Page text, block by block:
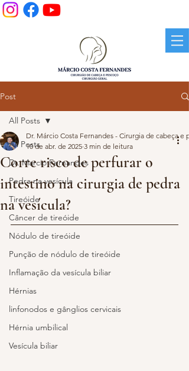
Post
All Posts
Dr. Marcio Fernandes
Pedra na vesícula
Tireóide
Câncer de tireóide
Nódulo de tireóide
Punção de nódulo de tireóide
Inflamação da vesícula biliar
Hérnias
linfonodos e gânglios cervicais
Hérnia umbilical
Vesícula biliar
All Posts
Corre risco de perfurar o
intestino na cirurgia de pedra
na vesícula?
Dr. Márcio Costa Fernandes - Cirurgia de cabeça e
10 de abr. de 2025 3 min de leitura